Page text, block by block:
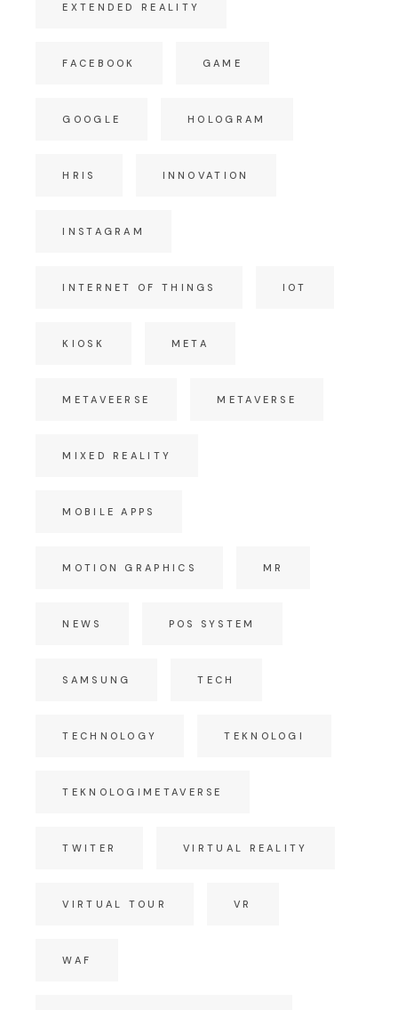
EXTENDED REALITY
FACEBOOK GAME
GOOGLE HOLOGRAM
HRIS INNOVATION
INSTAGRAM
INTERNET OF THINGS IOT
KIOSK META
METAVEERSE METAVERSE
MIXED REALITY
MOBILE APPS
MOTION GRAPHICS MR
NEWS POS SYSTEM
SAMSUNG TECH
TECHNOLOGY TEKNOLOGI
TEKNOLOGIMETAVERSE
TWITER VIRTUAL REALITY
VIRTUAL TOUR VR
WAF